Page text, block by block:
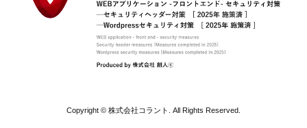
Copyright © 株式会社コラント. All Rights Reserved.